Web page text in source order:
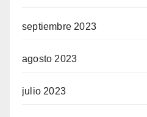
septiembre 2023
agosto 2023
julio 2023